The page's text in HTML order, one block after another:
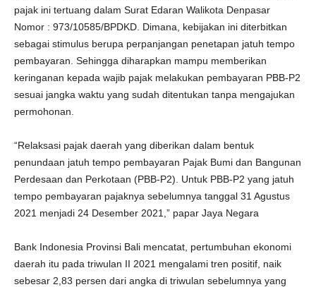
pajak ini tertuang dalam Surat Edaran Walikota Denpasar
Nomor : 973/10585/BPDKD. Dimana, kebijakan ini diterbitkan
sebagai stimulus berupa perpanjangan penetapan jatuh tempo
pembayaran. Sehingga diharapkan mampu memberikan
keringanan kepada wajib pajak melakukan pembayaran PBB-P2
sesuai jangka waktu yang sudah ditentukan tanpa mengajukan
permohonan.
“Relaksasi pajak daerah yang diberikan dalam bentuk
penundaan jatuh tempo pembayaran Pajak Bumi dan Bangunan
Perdesaan dan Perkotaan (PBB-P2). Untuk PBB-P2 yang jatuh
tempo pembayaran pajaknya sebelumnya tanggal 31 Agustus
2021 menjadi 24 Desember 2021,” papar Jaya Negara
Bank Indonesia Provinsi Bali mencatat, pertumbuhan ekonomi
daerah itu pada triwulan II 2021 mengalami tren positif, naik
sebesar 2,83 persen dari angka di triwulan sebelumnya yang